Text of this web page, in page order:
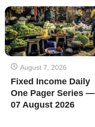
August 7, 2026
Fixed Income Daily
One Pager Series —
07 August 2026